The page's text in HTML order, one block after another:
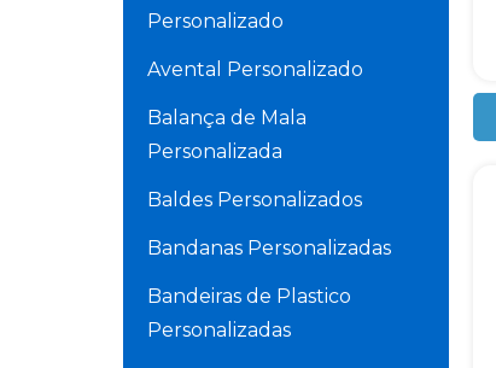
Personalizado
Avental Personalizado
Balança de Mala
Personalizada
Baldes Personalizados
Bandanas Personalizadas
Bandeiras de Plastico
Personalizadas